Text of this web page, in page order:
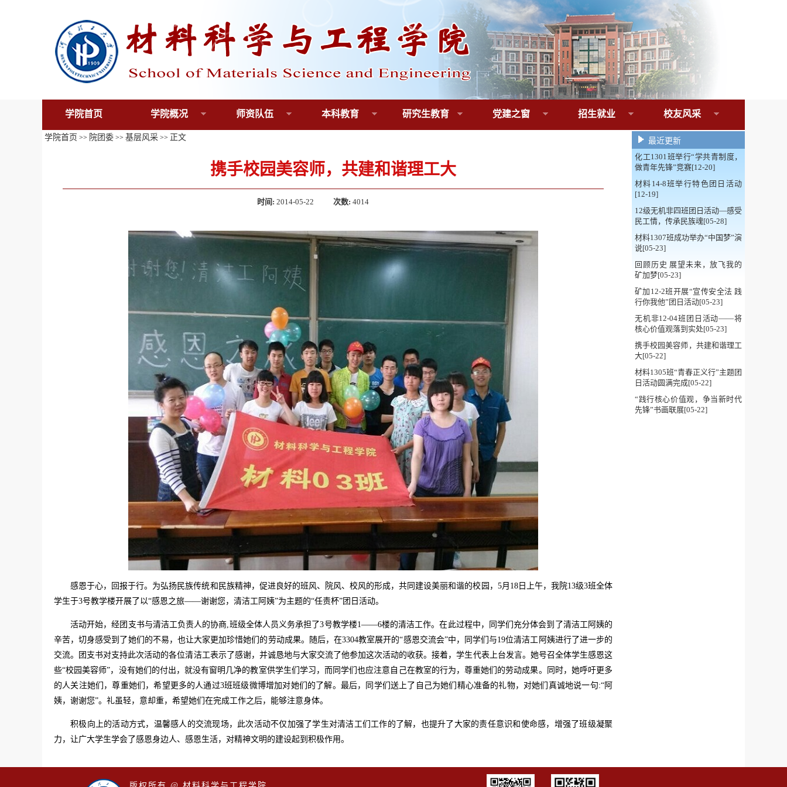
学院首页 学院概况 师资队伍 本科教育 研究生教育 党建之窗 招生就业 校友风采
学院首页 >> 院团委 >> 基层风采 >> 正文
携手校园美容师，共建和谐理工大
时间: 2014-05-22 次数: 4014
感恩于心，回报于行。为弘扬民族传统和民族精神，促进良好的班风、院风、校风的形成，共同建设美丽和谐的校园，5月18日上午，我院13级3班全体
学生于3号教学楼开展了以“感恩之旅——谢谢您，清洁工阿姨”为主题的“任责杯”团日活动。
活动开始，经团支书与清洁工负责人的协商,班级全体人员义务承担了3号教学楼1——6楼的清洁工作。在此过程中，同学们充分体会到了清洁工阿姨的
辛苦，切身感受到了她们的不易，也让大家更加珍惜她们的劳动成果。随后，在3304教室展开的“感恩交流会”中，同学们与19位清洁工阿姨进行了进一步的
交流。团支书对支持此次活动的各位清洁工表示了感谢，并诚恳地与大家交流了他参加这次活动的收获。接着，学生代表上台发言。她号召全体学生感恩这
些“校园美容师”，没有她们的付出，就没有窗明几净的教室供学生们学习，而同学们也应注意自己在教室的行为，尊重她们的劳动成果。同时，她呼吁更多
的人关注她们，尊重她们，希望更多的人通过3班班级微博增加对她们的了解。最后，同学们送上了自己为她们精心准备的礼物，对她们真诚地说一句:“阿
姨，谢谢您”。礼虽轻，意却重，希望她们在完成工作之后，能够注意身体。
积极向上的活动方式，温馨感人的交流现场，此次活动不仅加强了学生对清洁工们工作的了解，也提升了大家的责任意识和使命感，增强了班级凝聚
力，让广大学生学会了感恩身边人、感恩生活，对精神文明的建设起到积极作用。
最近更新
化工1301班举行“学共青制度，
做青年先锋”竞赛[12-20]
材料14-8班举行特色团日活动
[12-19]
12级无机非四班团日活动—感受
民工情，传承民族魂[05-28]
材料1307班成功举办“中国梦”演
说[05-23]
回顾历史 展望未来，放飞我的
矿加梦[05-23]
矿加12-2班开展“宣传安全法 践
行你我他”团日活动[05-23]
无机非12-04班团日活动——将
核心价值观落到实处[05-23]
携手校园美容师，共建和谐理工
大[05-22]
材料1305班“青春正义行”主题团
日活动圆满完成[05-22]
“践行核心价值观，争当新时代
先锋”书画联展[05-22]